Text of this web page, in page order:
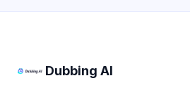
Dubbing AI